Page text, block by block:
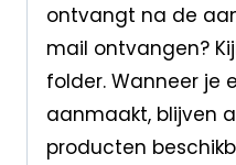
ontvangt na de
mail ontvangen?
folder. Wanneer je
aanmaakt, blijven
producten